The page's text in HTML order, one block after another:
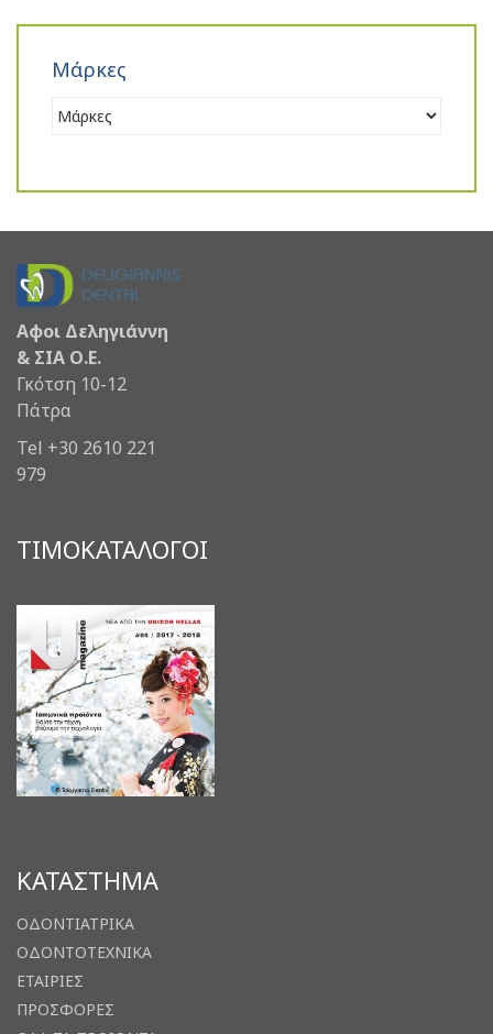
Μάρκες
Αφοι Δεληγιάννη
& ΣΙΑ Ο.Ε.
Γκότση 10-12
Πάτρα
Tel +30 2610 221
979
ΤΙΜΟΚΑΤΑΛΟΓΟΙ
ΚΑΤΑΣΤΗΜΑ
ΟΔΟΝΤΙΑΤΡΙΚΑ
ΟΔΟΝΤΟΤΕΧΝΙΚΑ
ΕΤΑΙΡΙΕΣ
ΠΡΟΣΦΟΡΕΣ